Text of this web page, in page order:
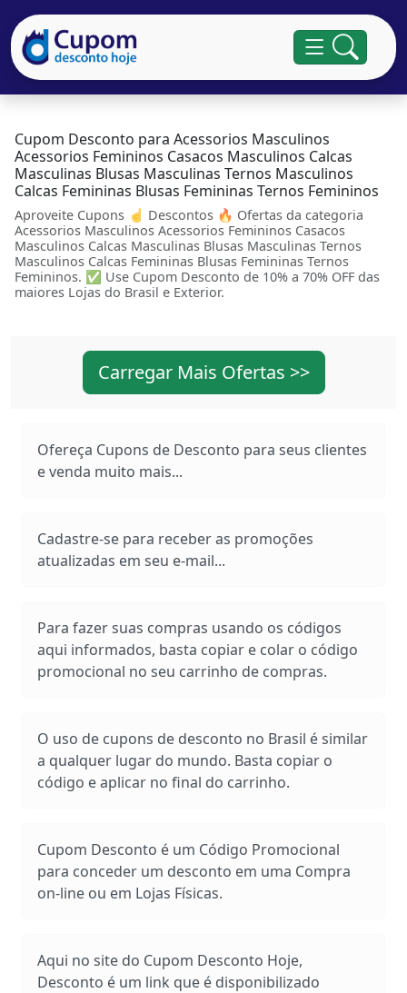
Cupom Desconto para Acessorios Masculinos
Acessorios Femininos Casacos Masculinos Calcas
Masculinas Blusas Masculinas Ternos Masculinos
Calcas Femininas Blusas Femininas Ternos Femininos
Aproveite Cupons ☝ Descontos 🔥 Ofertas da categoria
Acessorios Masculinos Acessorios Femininos Casacos
Masculinos Calcas Masculinas Blusas Masculinas Ternos
Masculinos Calcas Femininas Blusas Femininas Ternos
Femininos. ✅ Use Cupom Desconto de 10% a 70% OFF das
maiores Lojas do Brasil e Exterior.
Carregar Mais Ofertas >>
Ofereça Cupons de Desconto para seus clientes
e venda muito mais...
Cadastre-se para receber as promoções
atualizadas em seu e-mail...
Para fazer suas compras usando os códigos
aqui informados, basta copiar e colar o código
promocional no seu carrinho de compras.
O uso de cupons de desconto no Brasil é similar
a qualquer lugar do mundo. Basta copiar o
código e aplicar no final do carrinho.
Cupom Desconto é um Código Promocional
para conceder um desconto em uma Compra
on-line ou em Lojas Físicas.
Aqui no site do Cupom Desconto Hoje,
Desconto é um link que é disponibilizado